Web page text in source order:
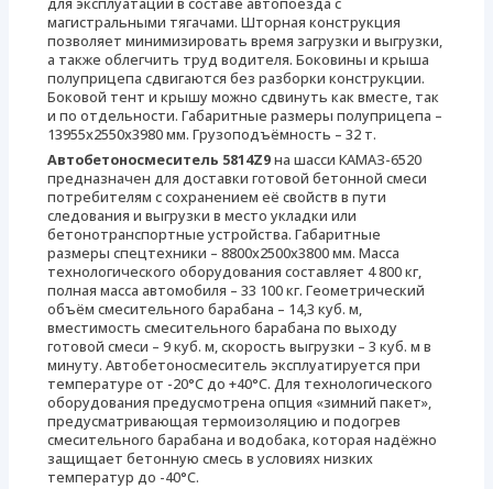
магистральными тягачами. Шторная конструкция
позволяет минимизировать время загрузки и выгрузки,
а также облегчить труд водителя. Боковины и крыша
полуприцепа сдвигаются без разборки конструкции.
Боковой тент и крышу можно сдвинуть как вместе, так
и по отдельности. Габаритные размеры полуприцепа –
13955х2550х3980 мм. Грузоподъёмность – 32 т.
Автобетоносмеситель 5814Z9на шасси КАМАЗ-6520
предназначен для доставки готовой бетонной смеси
потребителям с сохранением её свойств в пути
следования и выгрузки в место укладки или
бетонотранспортные устройства. Габаритные
размеры спецтехники – 8800х2500х3800 мм. Масса
технологического оборудования составляет 4 800 кг,
полная масса автомобиля – 33 100 кг. Геометрический
объём смесительного барабана – 14,3 куб. м,
вместимость смесительного барабана по выходу
готовой смеси – 9 куб. м, скорость выгрузки – 3 куб. м в
минуту. Автобетоносмеситель эксплуатируется при
температуре от -20°С до +40°С. Для технологического
оборудования предусмотрена опция «зимний пакет»,
предусматривающая термоизоляцию и подогрев
смесительного барабана и водобака, которая надёжно
защищает бетонную смесь в условиях низких
температур до -40°С.